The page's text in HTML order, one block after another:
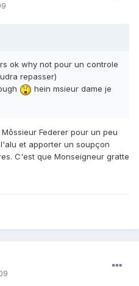
ok why not pour un controle
repasser)
hein msieur dame je
Federer pour un peu
et apporter un soupçon
C'est que Monseigneur gratte